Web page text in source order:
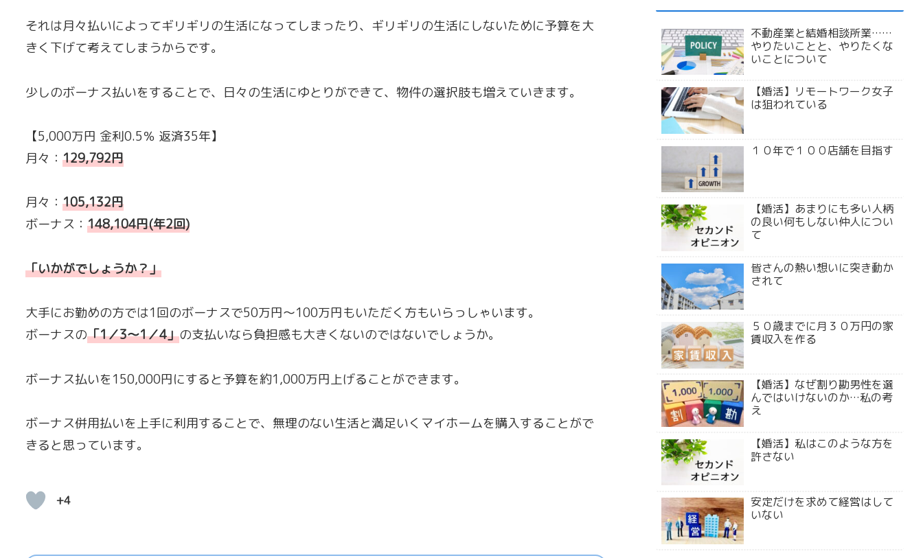
それは月々払いによってギリギリの生活になってしまったり、ギリギリの生活にしないために予算を大
きく下げて考えてしまうからです。
少しのボーナス払いをすることで、日々の生活にゆとりができて、物件の選択肢も増えていきます。
【5,000万円 金利0.5％ 返済35年】
月々： 129,792円
月々： 105,132円
ボーナス： 148,104円(年2回)
「いかがでしょうか？」
大手にお勤めの方では1回のボーナスで50万円〜100万円もいただく方もいらっしゃいます。
ボーナスの「1／3〜1／4」の支払いなら負担感も大きくないのではないでしょうか。
ボーナス払いを150,000円にすると予算を約1,000万円上げることができます。
ボーナス併用払いを上手に利用することで、無理のない生活と満足いくマイホームを購入することがで
きると思っています。
+4
不動産業と結婚相談所業……
やりたいことと、やりたくな
いことについて
【婚活】リモートワーク女子
は狙われている
１０年で１００店舗を目指す
【婚活】あまりにも多い人柄
の良い何もしない仲人につい
て
皆さんの熱い想いに突き動か
されて
５０歳までに月３０万円の家
賃収入を作る
【婚活】なぜ割り勘男性を選
んではいけないのか…私の考
え
【婚活】私はこのような方を
許さない
安定だけを求めて経営はして
いない